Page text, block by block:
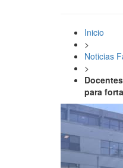
Inicio
>
Noticias
>
para